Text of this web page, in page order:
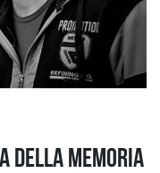
della memoria